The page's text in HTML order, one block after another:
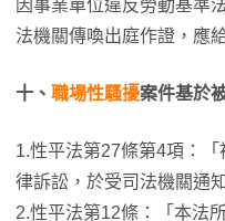
因事業單位違反勞動基準
法機關傳喚出庭作證，應
十、 職場性騷擾案件基於
1.性平法第27條第4項：
律訴訟，於受司法機關通
2.性平法第12條：「本法